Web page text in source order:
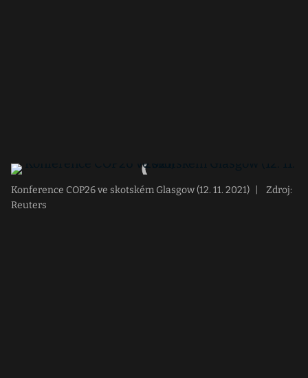
Konference COP26 ve skotském Glasgow (12. 11. 2021)
Zdroj:
Reuters